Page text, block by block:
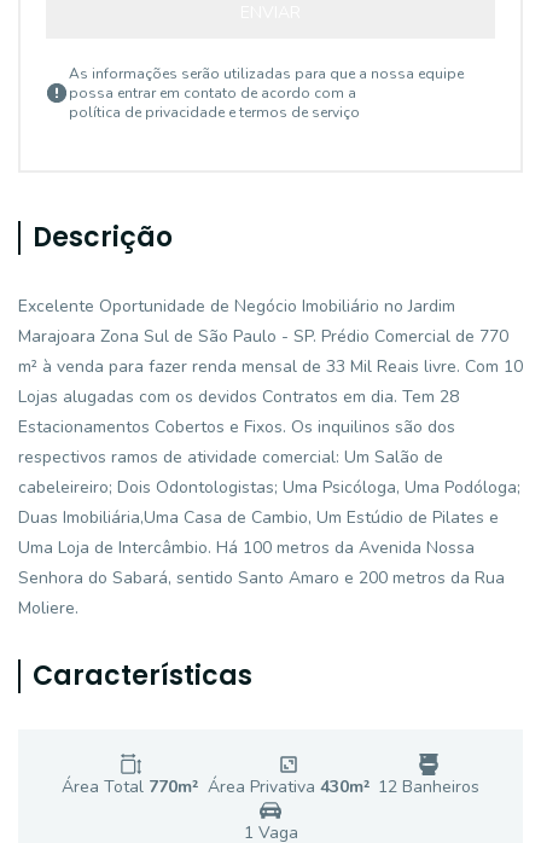
As informações serão utilizadas para que a nossa equipe
possa entrar em contato de acordo com a
política de privacidade e termos de serviço
Descrição
Excelente Oportunidade de Negócio Imobiliário no Jardim
Marajoara Zona Sul de São Paulo - SP. Prédio Comercial de 770
m² à venda para fazer renda mensal de 33 Mil Reais livre. Com 10
Lojas alugadas com os devidos Contratos em dia. Tem 28
Estacionamentos Cobertos e Fixos. Os inquilinos são dos
respectivos ramos de atividade comercial: Um Salão de
cabeleireiro; Dois Odontologistas; Uma Psicóloga, Uma Podóloga;
Duas Imobiliária,Uma Casa de Cambio, Um Estúdio de Pilates e
Uma Loja de Intercâmbio. Há 100 metros da Avenida Nossa
Senhora do Sabará, sentido Santo Amaro e 200 metros da Rua
Moliere.
Características
Área Total 770m² Área Privativa 430m² 12Banheiros
1 Vaga